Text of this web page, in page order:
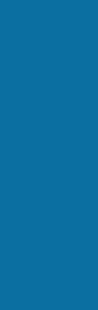
Опасность
на 5-10% на
Чек-
Все
Этот чек-
раннее
работы с
должна быть